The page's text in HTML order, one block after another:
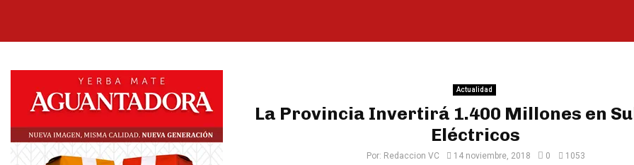
Actualidad
La Provincia Invertirá 1.400 Millones en
Eléctricos
Por: Redaccion VC 14 noviembre, 2018 0 1053